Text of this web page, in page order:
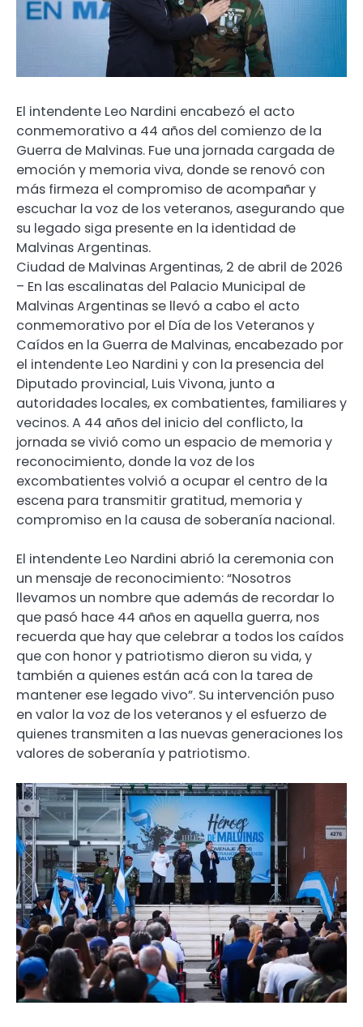
El intendente Leo Nardini encabezó el acto
conmemorativo a 44 años del comienzo de la
Guerra de Malvinas. Fue una jornada cargada de
emoción y memoria viva, donde se renovó con
más firmeza el compromiso de acompañar y
escuchar la voz de los veteranos, asegurando que
su legado siga presente en la identidad de
Malvinas Argentinas.
Ciudad de Malvinas Argentinas, 2 de abril de 2026
– En las escalinatas del Palacio Municipal de
Malvinas Argentinas se llevó a cabo el acto
conmemorativo por el Día de los Veteranos y
Caídos en la Guerra de Malvinas, encabezado por
el intendente Leo Nardini y con la presencia del
Diputado provincial, Luis Vivona, junto a
autoridades locales, ex combatientes, familiares y
vecinos. A 44 años del inicio del conflicto, la
jornada se vivió como un espacio de memoria y
reconocimiento, donde la voz de los
excombatientes volvió a ocupar el centro de la
escena para transmitir gratitud, memoria y
compromiso en la causa de soberanía nacional.
El intendente Leo Nardini abrió la ceremonia con
un mensaje de reconocimiento: “Nosotros
llevamos un nombre que además de recordar lo
que pasó hace 44 años en aquella guerra, nos
recuerda que hay que celebrar a todos los caídos
que con honor y patriotismo dieron su vida, y
también a quienes están acá con la tarea de
mantener ese legado vivo”. Su intervención puso
en valor la voz de los veteranos y el esfuerzo de
quienes transmiten a las nuevas generaciones los
valores de soberanía y patriotismo.